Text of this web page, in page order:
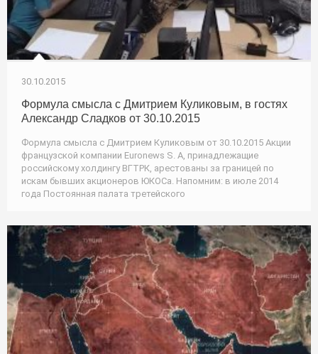
30.10.2015
Формула смысла с Дмитрием Куликовым, в гостях
Александр Сладков от 30.10.2015
Формула смысла с Дмитрием Куликовым от 30.10.2015 Акции
французской компании Euronews S. A, принадлежащие
российскому холдингу ВГТРК, арестованы за границей по
искам бывших акционеров ЮКОСа. Напомним: в июле 2014
года Постоянная палата третейского